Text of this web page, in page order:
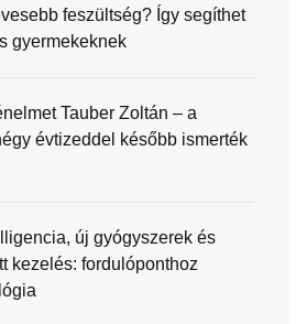
feszültség? Így segíthet
gyermekeknek
Tauber Zoltán – a
évtizeddel később ismerték
új gyógyszerek és
kezelés: fordulóponthoz